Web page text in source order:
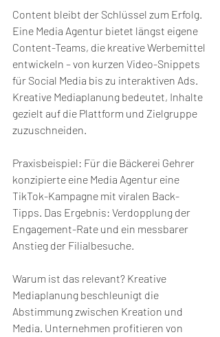
Content bleibt der Schlüssel zum Erfolg.
Eine Media Agentur bietet längst eigene
Content-Teams, die kreative Werbemittel
entwickeln – von kurzen Video-Snippets
für Social Media bis zu interaktiven Ads.
Kreative Mediaplanung bedeutet, Inhalte
gezielt auf die Plattform und Zielgruppe
zuzuschneiden.
Praxisbeispiel: Für die Bäckerei Gehrer
konzipierte eine Media Agentur eine
TikTok-Kampagne mit viralen Back-
Tipps. Das Ergebnis: Verdopplung der
Engagement-Rate und ein messbarer
Anstieg der Filialbesuche.
Warum ist das relevant? Kreative
Mediaplanung beschleunigt die
Abstimmung zwischen Kreation und
Media. Unternehmen profitieren von